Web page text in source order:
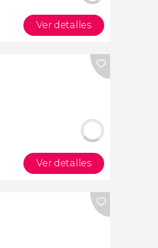
Ver detalles
Ver detalles